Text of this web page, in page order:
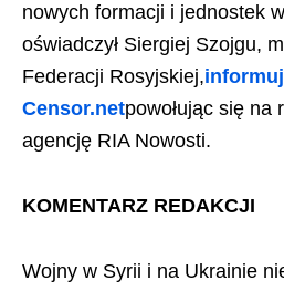
nowych formacji i jednostek
oświadczył Siergiej Szojgu,
Federacji Rosyjskiej,
Censor.netpowołując się na
agencję RIA Nowosti.
KOMENTARZ REDAKCJI
Wojny w Syrii i na Ukrainie